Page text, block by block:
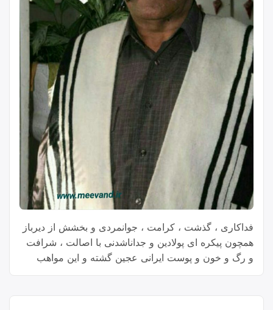
فداکاری ، گذشت ، کرامت ، جوانمردی و بخشش از دیرباز
همچون پیکره ای پولادین و جداناشدنی با اصالت ، شرافت
و رگ و خون و پوست ایرانی عجین گشته و این مواهب